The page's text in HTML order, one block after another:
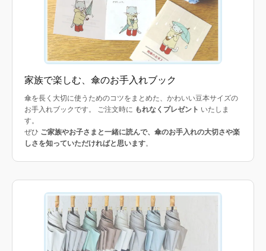
家族で楽しむ、傘のお手入れブック
傘を長く大切に使うためのコツをまとめた、かわいい豆本サイズの
お手入れブックです。 ご注文時に もれなくプレゼント いたしま
す。
ぜひ ご家族やお子さまと一緒に読んで、傘のお手入れの大切さや楽
しさを知っていただければと思います。